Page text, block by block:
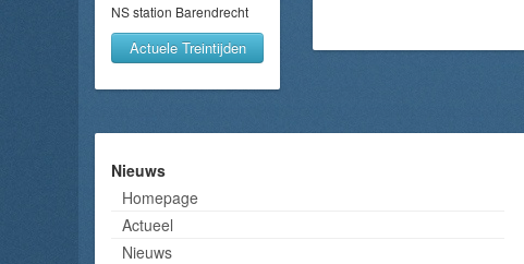
NS station Barendrecht
Actuele Treintijden
Nieuws
Homepage
Actueel
Nieuws